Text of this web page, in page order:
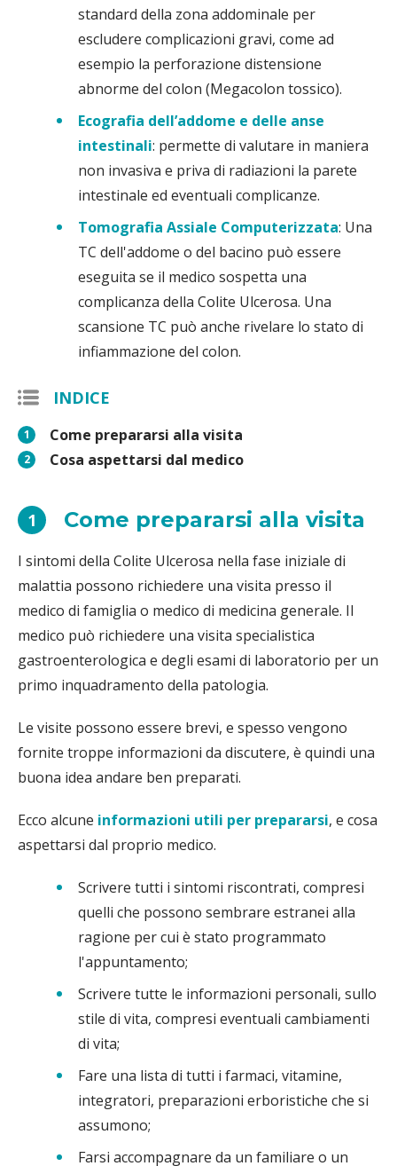
standard della zona addominale per
escludere complicazioni gravi, come ad
esempio la perforazione distensione
abnorme del colon (Megacolon tossico).
Ecografia dell’addome e delle anse
intestinali: permette di valutare in maniera
non invasiva e priva di radiazioni la parete
intestinale ed eventuali complicanze.
Tomografia Assiale Computerizzata: Una
TC dell'addome o del bacino può essere
eseguita se il medico sospetta una
complicanza della Colite Ulcerosa. Una
scansione TC può anche rivelare lo stato di
infiammazione del colon.
INDICE
1 Come prepararsi alla visita
2 Cosa aspettarsi dal medico
1 Come prepararsi alla visita
I sintomi della Colite Ulcerosa nella fase iniziale di
malattia possono richiedere una visita presso il
medico di famiglia o medico di medicina generale. Il
medico può richiedere una visita specialistica
gastroenterologica e degli esami di laboratorio per un
primo inquadramento della patologia.
Le visite possono essere brevi, e spesso vengono
fornite troppe informazioni da discutere, è quindi una
buona idea andare ben preparati.
Ecco alcune informazioni utili per prepararsi, e cosa
aspettarsi dal proprio medico.
Scrivere tutti i sintomi riscontrati, compresi
quelli che possono sembrare estranei alla
ragione per cui è stato programmato
l'appuntamento;
Scrivere tutte le informazioni personali, sullo
stile di vita, compresi eventuali cambiamenti
di vita;
Fare una lista di tutti i farmaci, vitamine,
integratori, preparazioni erboristiche che si
assumono;
Farsi accompagnare da un familiare o un